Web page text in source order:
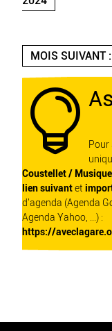
MOIS SUIVANT

Coustellet /
lien suivantet
d'agenda (Agenda
Agenda Yahoo, ...) :
https://